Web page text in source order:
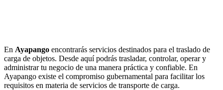
En Ayapango encontrarás servicios destinados para el traslado de
carga de objetos. Desde aquí podrás trasladar, controlar, operar y
administrar tu negocio de una manera práctica y confiable. En
Ayapango existe el compromiso gubernamental para facilitar los
requisitos en materia de servicios de transporte de carga.